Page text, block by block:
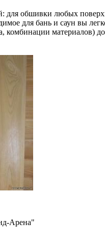
для обшивки любых
для бань и саун вы
комбинации материалов)
Арена"